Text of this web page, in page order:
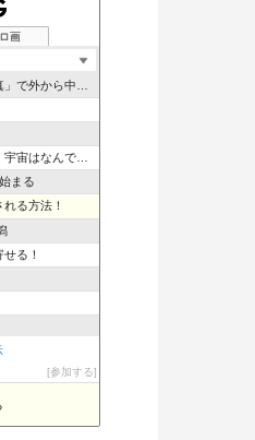
画
れんげ)
する
ら丸ごとのあな…
でも叶えてくれる
まる
る方法！
る！
る 〜星空ジプシ
参加する